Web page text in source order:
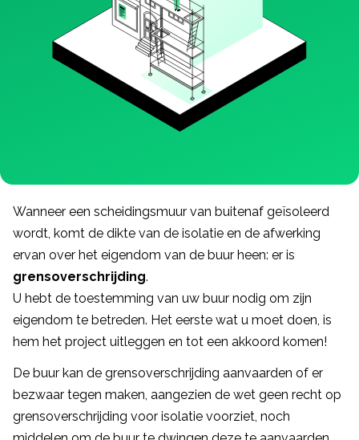
Wanneer een scheidingsmuur van buitenaf geïsoleerd
wordt, komt de dikte van de isolatie en de afwerking
ervan over het eigendom van de buur heen: er is
grensoverschrijding.
U hebt de toestemming van uw buur nodig om zijn
eigendom te betreden. Het eerste wat u moet doen, is
hem het project uitleggen en tot een akkoord komen!
De buur kan de grensoverschrijding aanvaarden of er
bezwaar tegen maken, aangezien de wet geen recht op
grensoverschrijding voor isolatie voorziet, noch